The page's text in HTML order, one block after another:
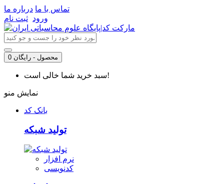
تماس با ما درباره ما
ورود ثبت نام
0 محصول - رایگان
سبد خرید شما خالی است!
نمایش منو
بانک کد
تولید شبکه
نرم افزار
کدنویسی